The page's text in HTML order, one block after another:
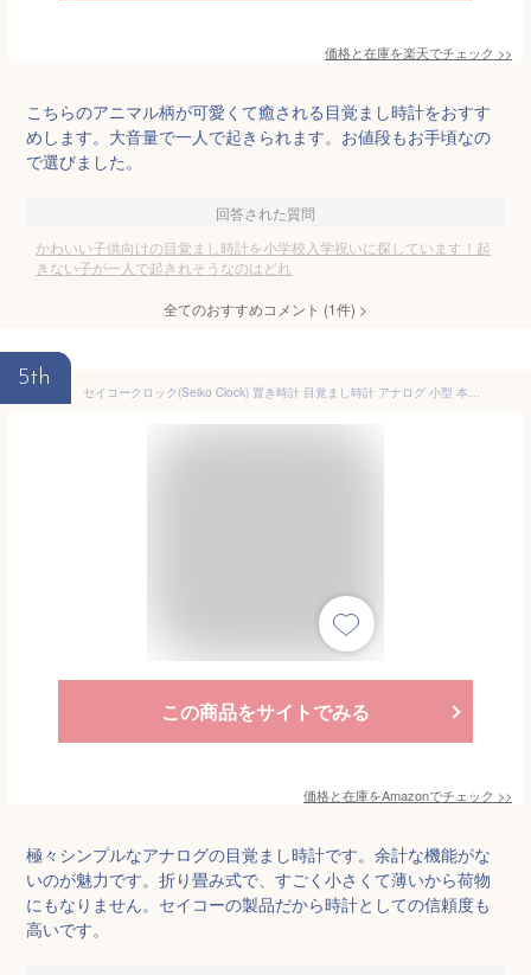
価格と在庫を楽天でチェック >>
こちらのアニマル柄が可愛くて癒される目覚まし時計をおすす
めします。大音量で一人で起きられます。お値段もお手頃なの
で選びました。
回答された質問
かわいい子供向けの目覚まし時計を小学校入学祝いに探しています！起
きない子が一人で起きれそうなのはどれ
全てのおすすめコメント (1件) >
5th
セイコークロック(Seiko Clock) 置き時計 目覚まし時計 アナログ 小型 本体サイズ:7.8×17.2×2.4cm QQ638S
この商品をサイトでみる
価格と在庫をAmazonでチェック >>
極々シンプルなアナログの目覚まし時計です。余計な機能がな
いのが魅力です。折り畳み式で、すごく小さくて薄いから荷物
にもなりません。セイコーの製品だから時計としての信頼度も
高いです。